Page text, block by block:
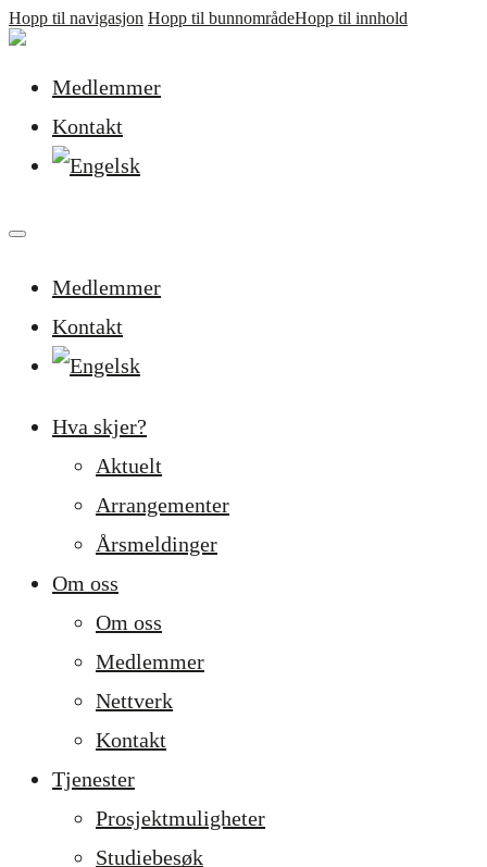
Hopp til navigasjon Hopp til bunnområdeHopp til innhold
Medlemmer
Kontakt
Medlemmer
Kontakt
Hva skjer?
Aktuelt
Arrangementer
Årsmeldinger
Om oss
Om oss
Medlemmer
Nettverk
Kontakt
Tjenester
Prosjekt­muligheter
Studiebesøk